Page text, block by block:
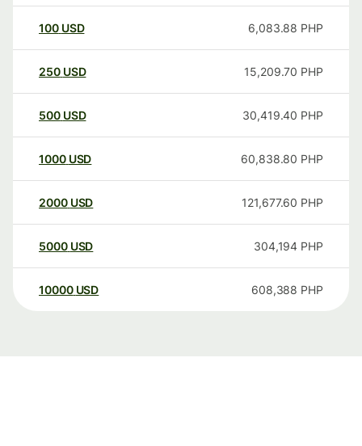
100 USD 6,083.88 PHP
250 USD 15,209.70 PHP
500 USD 30,419.40 PHP
1000 USD 60,838.80 PHP
2000 USD 121,677.60 PHP
5000 USD 304,194 PHP
10000 USD 608,388 PHP